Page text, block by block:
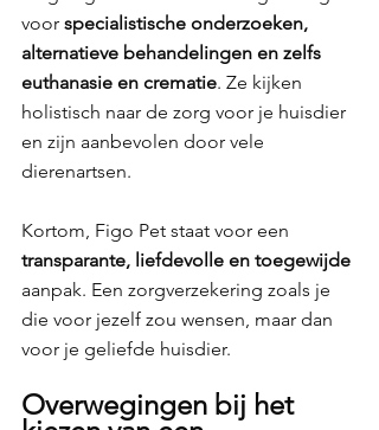
voor specialistische onderzoeken,
alternatieve behandelingen en zelfs
euthanasie en crematie. Ze kijken
holistisch naar de zorg voor je huisdier
en zijn aanbevolen door vele
dierenartsen.
Kortom, Figo Pet staat voor een
transparante, liefdevolle en toegewijde
aanpak. Een zorgverzekering zoals je
die voor jezelf zou wensen, maar dan
voor je geliefde huisdier.
Overwegingen bij het